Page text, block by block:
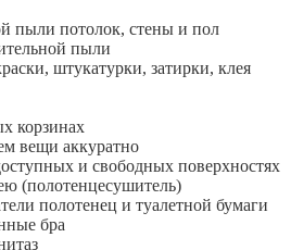
пыли потолок, стены и пол
пыли
штукатурки, затирки, клея
корзинах
вещи аккуратно
и свободных поверхностях
(полотенцесушитель)
полотенец и туалетной бумаги
бра